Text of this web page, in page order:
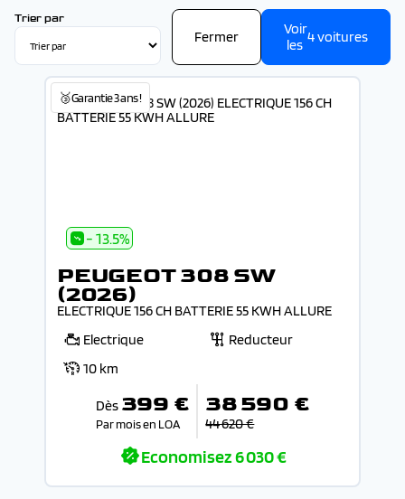
Trier par
Fermer
Voir
les 4voitures
🥉Garantie 3 ans !
- 13.5%
PEUGEOT 308 SW
(2026)
ELECTRIQUE 156 CH BATTERIE 55 KWH ALLURE
Electrique
Reducteur
10 km
Dès 399 €
Par mois en LOA
38 590 €
44 620 €
Economisez6 030 €